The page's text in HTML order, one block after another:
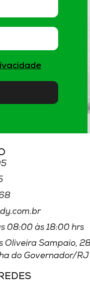
08:00 às 18:00 hrs
Oliveira Sampaio,
do Governador/RJ